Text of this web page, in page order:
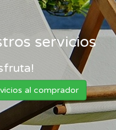
servicios
al comprador